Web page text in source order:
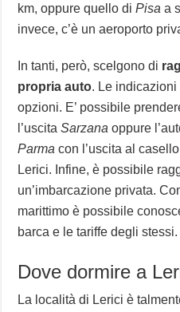
km, oppure quello diPisa a
invece, c’è un aeroporto
In tanti, però, scelgono di
propria auto. Le
opzioni. E’ possibile
l’uscitaSarzana oppure
Parma con l’uscita al
Lerici. Infine, è possibile
un’imbarcazione privata.
marittimo è possibile
barca e le tariffe degli stessi.
Dove dormire a
La località di Lerici è